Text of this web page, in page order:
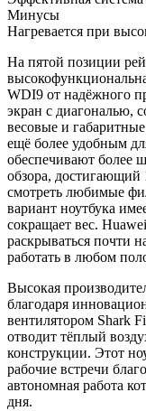
Минусы
Нагревается при
На пятой позиции
WDI9 от надёжного
экран с диагональю,
весовые и
ещё более удобным
обеспечивают более
обзора, достигающий
смотреть любимые
вариант ноутбука
сокращает вес.
раскрываться почти
работать в любом
Высокая
благодаря
вентилятором Shark
отводит тёплый
конструкции. Этот
рабочие встречи
автономная работа
дня.